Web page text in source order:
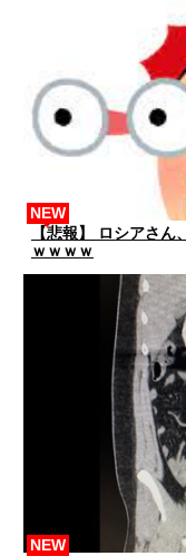
【悲報】 ロシアさん
ｗｗｗｗ
NEW
NEW